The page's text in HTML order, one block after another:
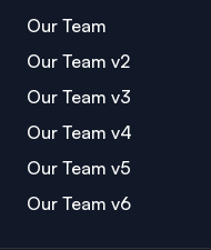
Our Team
Our Team v2
Our Team v3
Our Team v4
Our Team v5
Our Team v6